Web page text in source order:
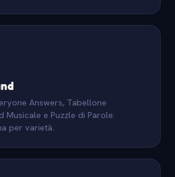
Answers, Tabellone
Musicale e Puzzle di Parole.
per varietà.